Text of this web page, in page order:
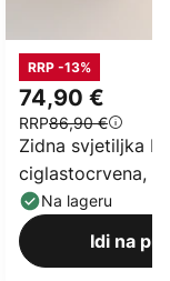
74,90 €
RRP86,90 €
RRP -13%
Zidna svjetiljka
ciglastocrvena, 1
visina 17 cm
Na lageru
Idi na